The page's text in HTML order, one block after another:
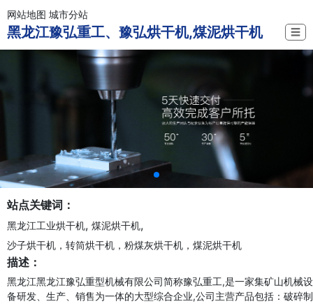
网站地图 城市分站
黑龙江豫弘重工、豫弘烘干机,煤泥烘干机 ☰
站点关键词：
黑龙江工业烘干机, 煤泥烘干机,
沙子烘干机，转筒烘干机，粉煤灰烘干机，煤泥烘干机
描述：
黑龙江黑龙江豫弘重型机械有限公司简称豫弘重工,是一家集矿山机械设
备研发、生产、销售为一体的大型综合企业,公司主营产品包括：破碎制